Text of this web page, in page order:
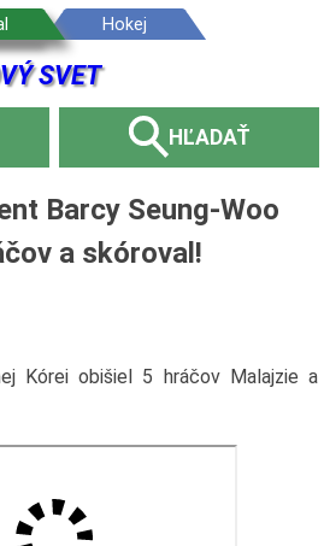
HĽADAŤ
Barcy Seung-Woo
a skóroval!
Kórei obišiel 5 hráčov Malajzie a